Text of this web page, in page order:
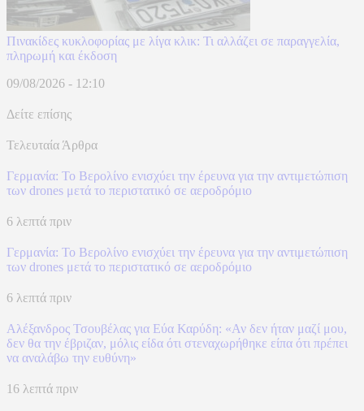
Πινακίδες κυκλοφορίας με λίγα κλικ: Τι αλλάζει σε παραγγελία,
πληρωμή και έκδοση
09/08/2026 - 12:10
Δείτε επίσης
Τελευταία Άρθρα
Γερμανία: Το Βερολίνο ενισχύει την έρευνα για την αντιμετώπιση
των drones μετά το περιστατικό σε αεροδρόμιο
6 λεπτά πριν
Γερμανία: Το Βερολίνο ενισχύει την έρευνα για την αντιμετώπιση
των drones μετά το περιστατικό σε αεροδρόμιο
6 λεπτά πριν
Αλέξανδρος Τσουβέλας για Εύα Καρύδη: «Αν δεν ήταν μαζί μου,
δεν θα την έβριζαν, μόλις είδα ότι στεναχωρήθηκε είπα ότι πρέπει
να αναλάβω την ευθύνη»
16 λεπτά πριν